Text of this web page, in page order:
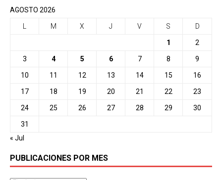
AGOSTO 2026
M X J V S D
1 2
3 4 5 6 7 8 9
10 11 12 13 14 15 16
17 18 19 20 21 22 23
24 25 26 27 28 29 30
31
« Jul
PUBLICACIONES POR MES